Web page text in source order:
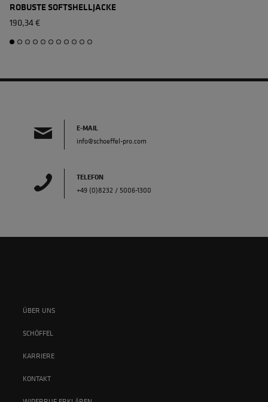
ROBUSTE SOFTSHELLJACKE
190,34 €
E-MAIL
info@schoeffel-pro.com
TELEFON
+49 (0)8232 / 5006-1300
ÜBER UNS
SCHÖFFEL
KARRIERE
KONTAKT